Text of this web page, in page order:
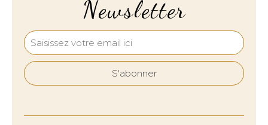
Newsletter